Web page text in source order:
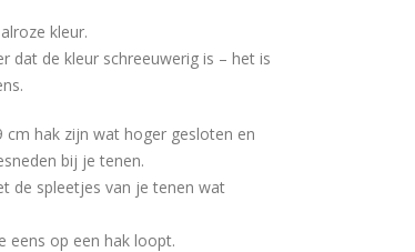
kleur.
dat de kleur schreeuwerig is – het is
hak zijn wat hoger gesloten en
bij je tenen.
de spleetjes van je tenen wat
eens op een hak loopt.